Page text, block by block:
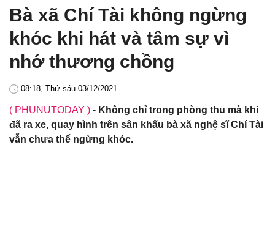
Bà xã Chí Tài không ngừng
khóc khi hát và tâm sự vì
nhớ thương chồng
08:18, Thứ sáu 03/12/2021
( PHUNUTODAY ) - Không chỉ trong phòng thu mà khi
đã ra xe, quay hình trên sân khấu bà xã nghệ sĩ Chí Tài
vẫn chưa thể ngừng khóc.